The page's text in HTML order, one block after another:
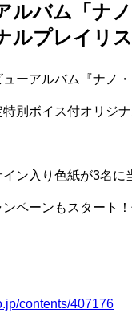
ルバム「ナ
ルプレイリ
ーアルバム『ナノ
別ボイス付オリジ
ン入り色紙が3名に
ペーンもスタート
contents/407176